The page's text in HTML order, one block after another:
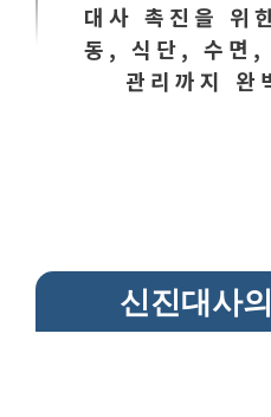
대사 촉진을 위
동, 식단, 수면,
관리까지 완
신진대사